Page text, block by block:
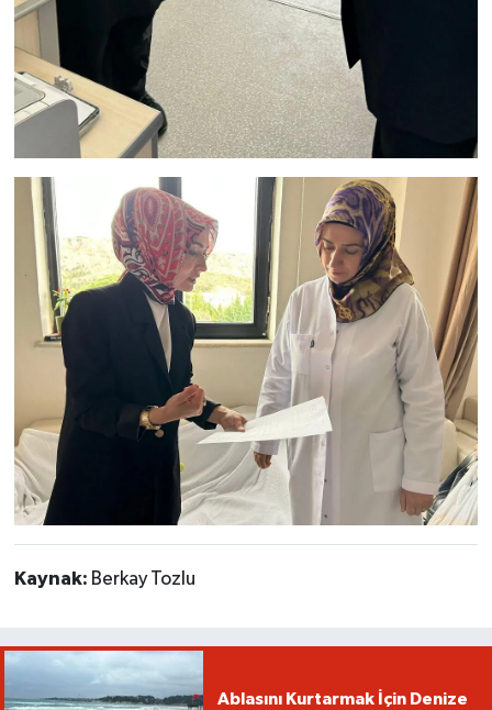
Kaynak: Berkay Tozlu
Ablasını Kurtarmak İçin Denize